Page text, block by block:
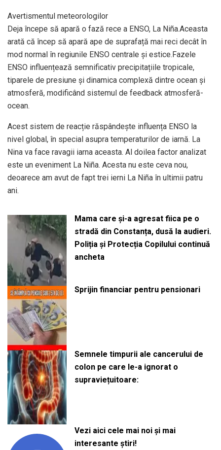
Avertismentul meteorologilor
Deja începe să apară o fază rece a ENSO, La Niña.Aceasta
arată că încep să apară ape de suprafață mai reci decât în
mod normal în regiunile ENSO centrale și estice.Fazele
ENSO influențează semnificativ precipitațiile tropicale,
tiparele de presiune și dinamica complexă dintre ocean și
atmosferă, modificând sistemul de feedback atmosferă-
ocean.
Acest sistem de reacție răspândește influența ENSO la
nivel global, în special asupra temperaturilor de iarnă. La
Nina va face ravagii iarna aceasta. Al doilea factor analizat
este un eveniment La Niña. Acesta nu este ceva nou,
deoarece am avut de fapt trei ierni La Niña în ultimii patru
ani.
Mama care și-a agresat fiica pe o
stradă din Constanța, dusă la audieri.
Poliția și Protecția Copilului continuă
ancheta
Sprijin financiar pentru pensionari
Semnele timpurii ale cancerului de
colon pe care le-a ignorat o
supraviețuitoare:
Vezi aici cele mai noi și mai
interesante știri!